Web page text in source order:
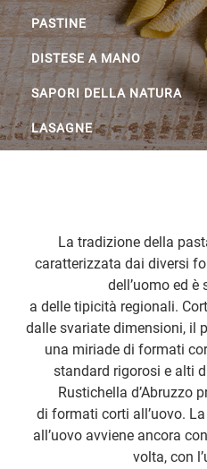
PASTINE
DISTESE A MANO
SAPORI DELLA NATURA
LASAGNE
La tradizione della
caratterizzata dai diversi
dell’uomo ed è
a delle tipicità regionali.
dalle svariate dimensioni, il
una miriade di formati
standard rigorosi e alti
Rustichella d’Abruzzo
di formati corti all’uovo.
all’uovo avviene ancora
volta, con